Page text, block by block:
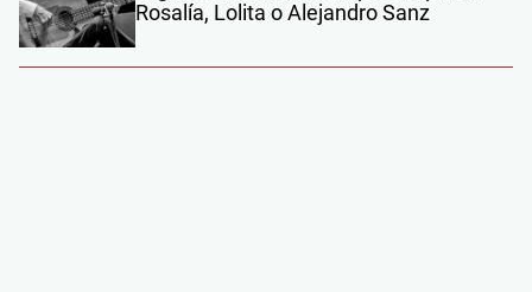
Rosalía, Lolita o Alejandro Sanz